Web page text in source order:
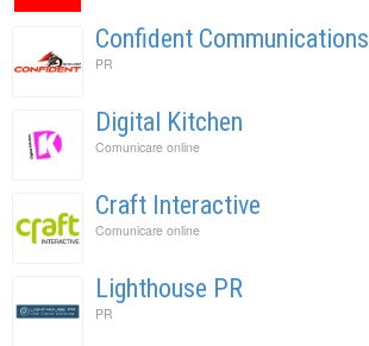
Confident Communications
PR
Digital Kitchen
Comunicare online
Craft Interactive
Comunicare online
Lighthouse PR
PR